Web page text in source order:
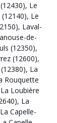
, Le
(12140), Le
, Laval-
de-
(12350),
(12600),
, La
Rouquette
La Loubière
, La
La Capelle-